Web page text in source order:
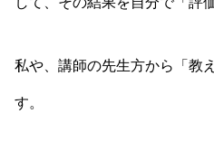
私や、講師の先生方から「教
す。